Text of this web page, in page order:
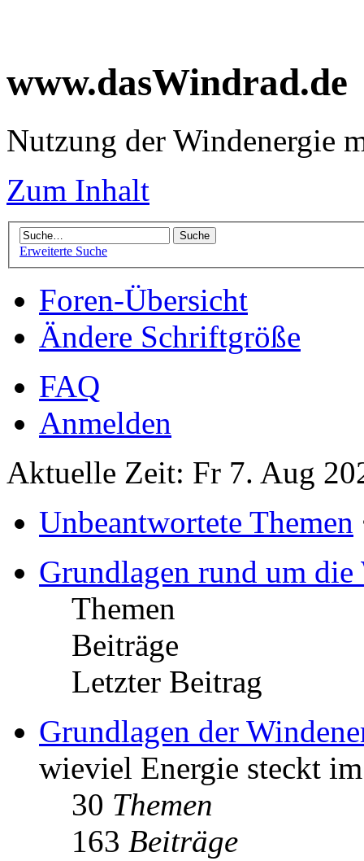
www.dasWindrad.de
Nutzung der Windenergie
Zum Inhalt
Erweiterte Suche
Foren-Übersicht
Ändere Schriftgröße
FAQ
Anmelden
Aktuelle Zeit: Fr 7. Aug
Unbeantwortete Themen
Grundlagen rund um
Themen
Beiträge
Letzter Beitrag
Grundlagen der
wieviel Energie steckt
30 Themen
163 Beiträge